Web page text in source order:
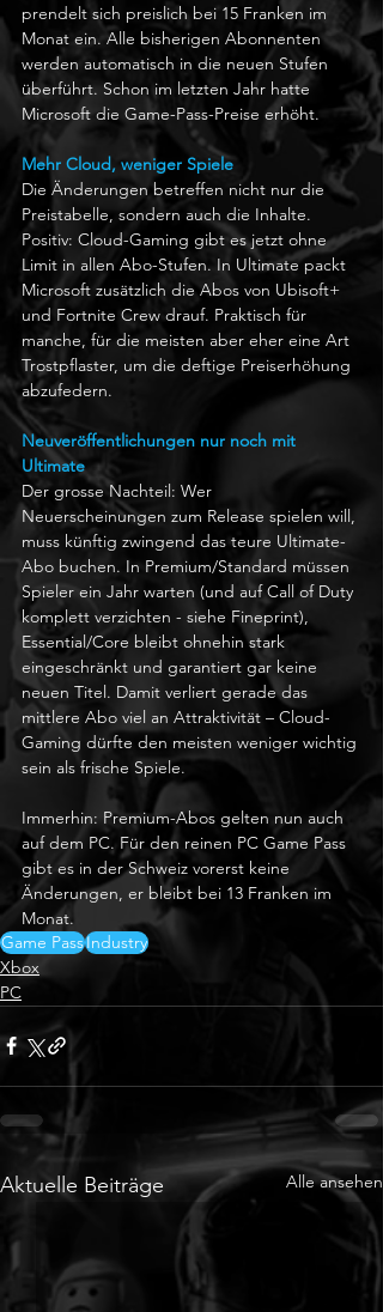
prendelt sich preislich bei 15 Franken im
Monat ein. Alle bisherigen Abonnenten
werden automatisch in die neuen Stufen
überführt. Schon im letzten Jahr hatte
Microsoft die Game-Pass-Preise erhöht.
Mehr Cloud, weniger Spiele
Die Änderungen betreffen nicht nur die
Preistabelle, sondern auch die Inhalte.
Positiv: Cloud-Gaming gibt es jetzt ohne
Limit in allen Abo-Stufen. In Ultimate packt
Microsoft zusätzlich die Abos von Ubisoft+
und Fortnite Crew drauf. Praktisch für
manche, für die meisten aber eher eine Art
Trostpflaster, um die deftige Preiserhöhung
abzufedern.
Neuveröffentlichungen nur noch mit
Ultimate
Der grosse Nachteil: Wer
Neuerscheinungen zum Release spielen will,
muss künftig zwingend das teure Ultimate-
Abo buchen. In Premium/Standard müssen
Spieler ein Jahr warten (und auf Call of Duty
komplett verzichten - siehe Fineprint),
Essential/Core bleibt ohnehin stark
eingeschränkt und garantiert gar keine
neuen Titel. Damit verliert gerade das
mittlere Abo viel an Attraktivität – Cloud-
Gaming dürfte den meisten weniger wichtig
sein als frische Spiele.
Immerhin: Premium-Abos gelten nun auch
auf dem PC. Für den reinen PC Game Pass
gibt es in der Schweiz vorerst keine
Änderungen, er bleibt bei 13 Franken im
Monat.
Game PassIndustry
Xbox
PC
Aktuelle Beiträge Alle ansehen